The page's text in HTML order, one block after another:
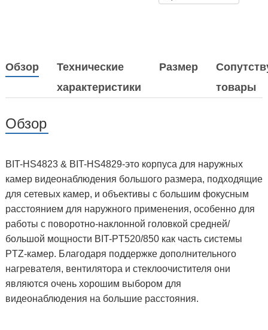
Обзор
Технические
характеристики
Размер
товары
Обзор
BIT-HS4823 & BIT-HS4829-это корпуса для наружных
камер видеонаблюдения большого размера, подходящие
для сетевых камер, и объективы с большим фокусным
расстоянием для наружного применения, особенно для
работы с поворотно-наклонной головкой средней/
большой мощности BIT-PT520/850 как часть системы
PTZ-камер. Благодаря поддержке дополнительного
нагревателя, вентилятора и стеклоочистителя они
являются очень хорошим выбором для
видеонаблюдения на большие расстояния.